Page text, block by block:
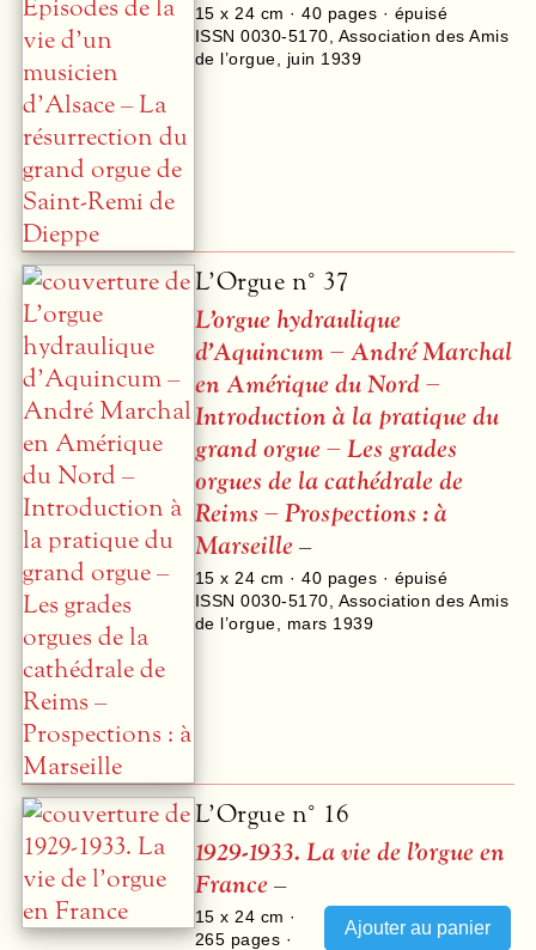
15 x 24 cm ·40 pages · épuisé
ISSN 0030-5170 Association des Amis
de l’orgue
juin 1939
L’Orgue n° 37
L’orgue hydraulique
d’Aquincum – André Marchal
en Amérique du Nord –
Introduction à la pratique du
grand orgue – Les grades
orgues de la cathédrale de
Reims – Prospections : à
Marseille –
15 x 24 cm ·40 pages · épuisé
ISSN 0030-5170 Association des Amis
de l’orgue
mars 1939
L’Orgue n° 16
1929-1933. La vie de l’orgue en
France –
15 x 24 cm ·
265 pages ·